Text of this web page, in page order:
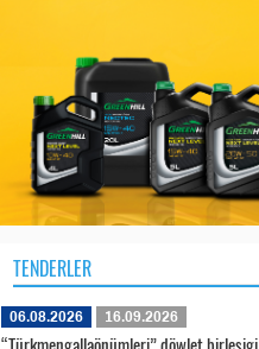
TENDERLER
06.08.2026 16.09.2026